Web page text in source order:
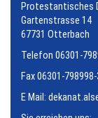
Protestantisches
Gartenstrasse 14
67731 Otterbach
Telefon 06301-
Fax 06301-
E Mail: